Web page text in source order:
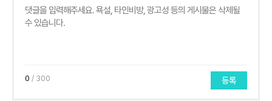
0 / 300 등록